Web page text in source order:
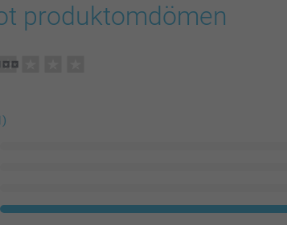
produktomdömen